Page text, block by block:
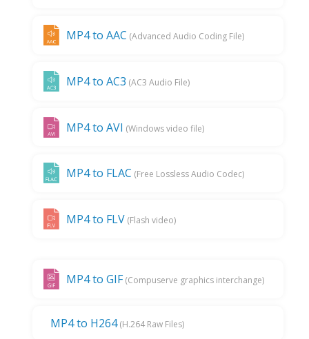
MP4 to AAC (Advanced Audio Coding File)
MP4 to AC3 (AC3 Audio File)
MP4 to AVI (Windows video file)
MP4 to FLAC (Free Lossless Audio Codec)
MP4 to FLV (Flash video)
MP4 to GIF (Compuserve graphics interchange)
MP4 to H264(H.264 Raw Files)